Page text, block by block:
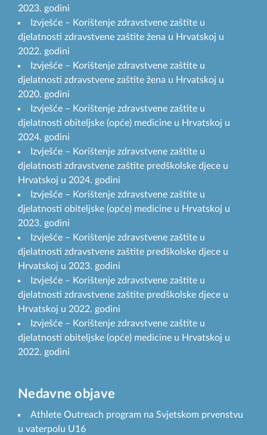
2023. godini
Izvješće – Korištenje zdravstvene zaštite u
djelatnosti zdravstvene zaštite žena u Hrvatskoj u
2022. godini
Izvješće – Korištenje zdravstvene zaštite u
djelatnosti zdravstvene zaštite žena u Hrvatskoj u
2020. godini
Izvješće – Korištenje zdravstvene zaštite u
djelatnosti obiteljske (opće) medicine u Hrvatskoj u
2024. godini
Izvješće – Korištenje zdravstvene zaštite u
djelatnosti zdravstvene zaštite predškolske djece u
Hrvatskoj u 2024. godini
Izvješće – Korištenje zdravstvene zaštite u
djelatnosti obiteljske (opće) medicine u Hrvatskoj u
2023. godini
Izvješće – Korištenje zdravstvene zaštite u
djelatnosti zdravstvene zaštite predškolske djece u
Hrvatskoj u 2023. godini
Izvješće – Korištenje zdravstvene zaštite u
djelatnosti zdravstvene zaštite predškolske djece u
Hrvatskoj u 2022. godini
Izvješće – Korištenje zdravstvene zaštite u
djelatnosti obiteljske (opće) medicine u Hrvatskoj u
2022. godini
Nedavne objave
Athlete Outreach program na Svjetskom prvenstvu
u vaterpolu U16